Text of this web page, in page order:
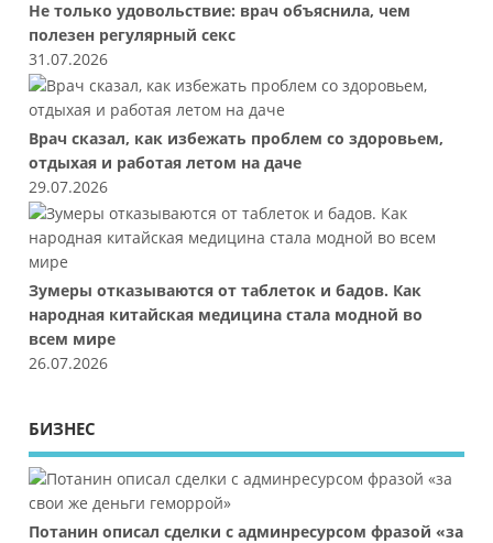
Не только удовольствие: врач объяснила, чем
полезен регулярный секс
31.07.2026
Врач сказал, как избежать проблем со здоровьем,
отдыхая и работая летом на даче
29.07.2026
Зумеры отказываются от таблеток и бадов. Как
народная китайская медицина стала модной во
всем мире
26.07.2026
БИЗНЕС
Потанин описал сделки с админресурсом фразой «за